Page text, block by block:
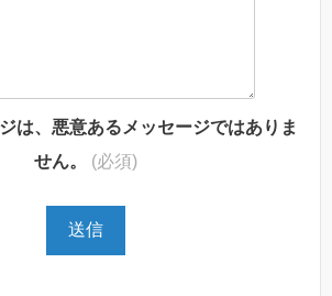
は、悪意あるメッセージではありま
せん。
(必須)